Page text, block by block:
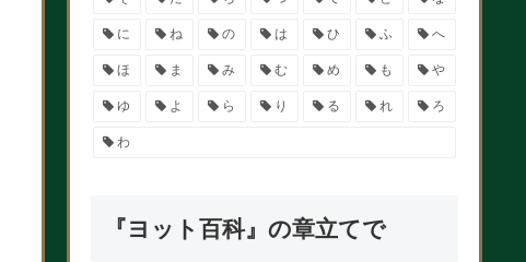
に ね の は ひ ふ へ
ほ ま み む め も や
ゆ よ ら り る れ ろ
わ
『ヨット百科』の章立てで